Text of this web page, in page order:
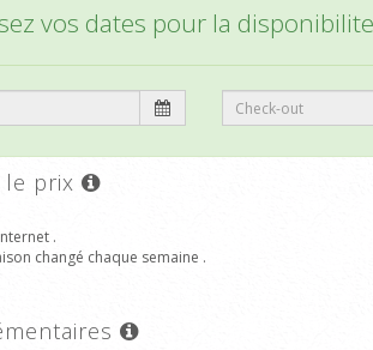
vos dates pour la
le prix
.
changé chaque semaine .